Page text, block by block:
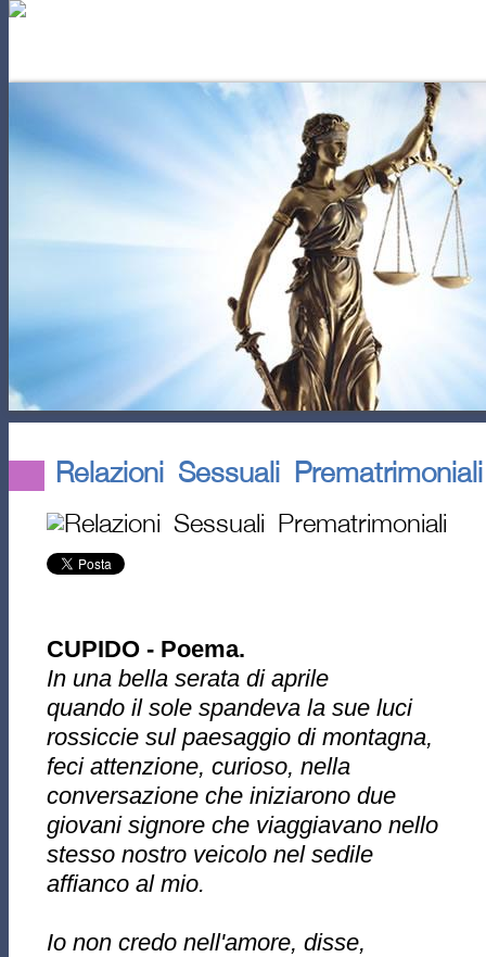
Relazioni Sessuali Prematrimoniali
CUPIDO - Poema.
In una bella serata di aprile
quando il sole spandeva la sue luci
rossiccie sul paesaggio di montagna,
feci attenzione, curioso, nella
conversazione che iniziarono due
giovani signore che viaggiavano nello
stesso nostro veicolo nel sedile
affianco al mio.
Io non credo nell'amore, disse,